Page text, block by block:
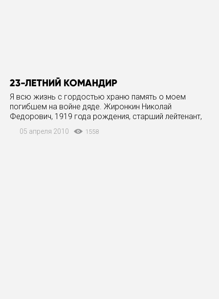
23-ЛЕТНИЙ КОМАНДИР
Я всю жизнь с гордостью храню память о моем
погибшем на войне дяде. Жиронкин Николай
Федорович, 1919 года рождения, старший лейтенант,
командир батальона 722 стрелкового полка 206-й
стрелковой дивизии, остался на поле сражения в бою
05 апреля 2010 1558